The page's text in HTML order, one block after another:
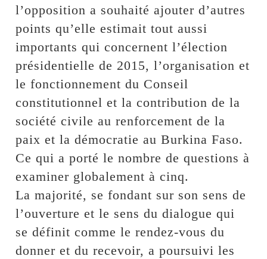
l’opposition a souhaité ajouter d’autres
points qu’elle estimait tout aussi
importants qui concernent l’élection
présidentielle de 2015, l’organisation et
le fonctionnement du Conseil
constitutionnel et la contribution de la
société civile au renforcement de la
paix et la démocratie au Burkina Faso.
Ce qui a porté le nombre de questions à
examiner globalement à cinq.
La majorité, se fondant sur son sens de
l’ouverture et le sens du dialogue qui
se définit comme le rendez-vous du
donner et du recevoir, a poursuivi les